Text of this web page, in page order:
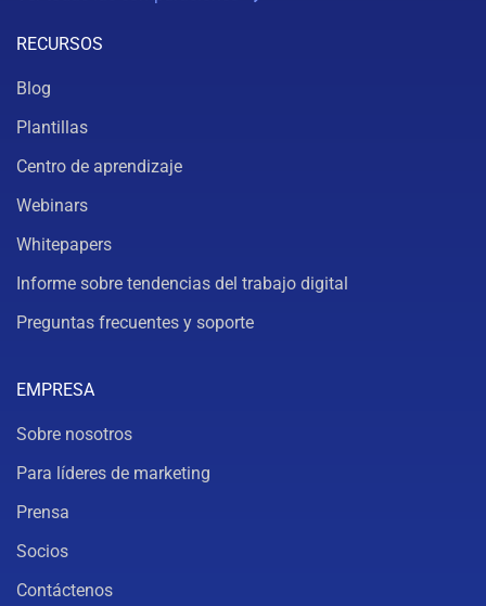
RECURSOS
Blog
Plantillas
Centro de aprendizaje
Webinars
Whitepapers
Informe sobre tendencias del trabajo digital
Preguntas frecuentes y soporte
EMPRESA
Sobre nosotros
Para líderes de marketing
Prensa
Socios
Contáctenos